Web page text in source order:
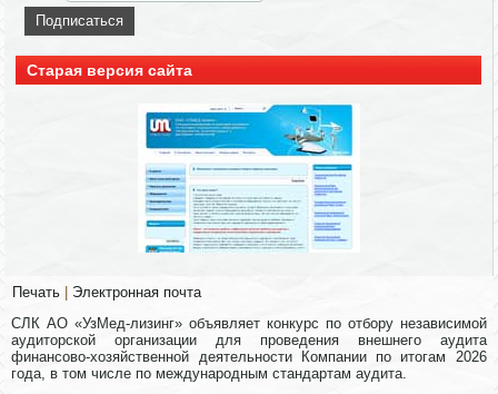
Старая версия сайта
Печать
Электронная почта
СЛК АО «УзМед-лизинг» объявляет конкурс по отбору независимой
аудиторской организации для проведения внешнего аудита
финансово-хозяйственной деятельности Компании по итогам 2026
года, в том числе по международным стандартам аудита.